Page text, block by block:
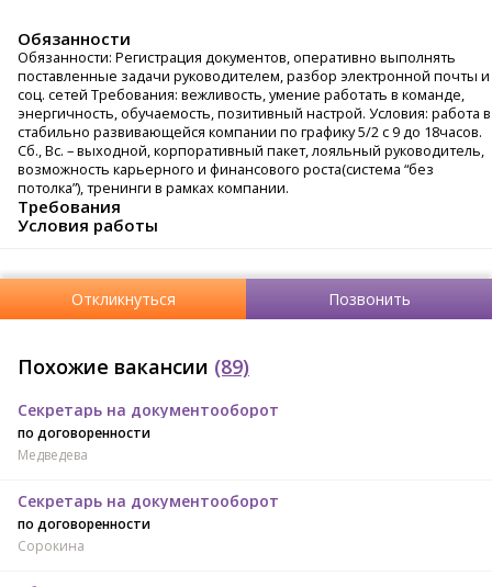
Обязанности
Обязанности: Регистрация документов, оперативно выполнять
поставленные задачи руководителем, разбор электронной почты и
соц. сетей Требования: вежливость, умение работать в команде,
энергичность, обучаемость, позитивный настрой. Условия: работа в
стабильно развивающейся компании по графику 5/2 с 9 до 18часов.
Сб., Вс. – выходной, корпоративный пакет, лояльный руководитель,
возможность карьерного и финансового роста(система “без
потолка”), тренинги в рамках компании.
Требования
Условия работы
Откликнуться Позвонить
Похожие вакансии (89)
Секретарь на документооборот
по договоренности
Медведева
Секретарь на документооборот
по договоренности
Сорокина